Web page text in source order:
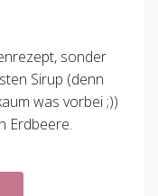
sonder
Sirup (denn
was vorbei ;))
Erdbeere.